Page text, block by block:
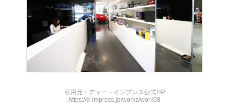
引用元：ディー・インプレス公式HP
https://d-impress.jp/works/work08